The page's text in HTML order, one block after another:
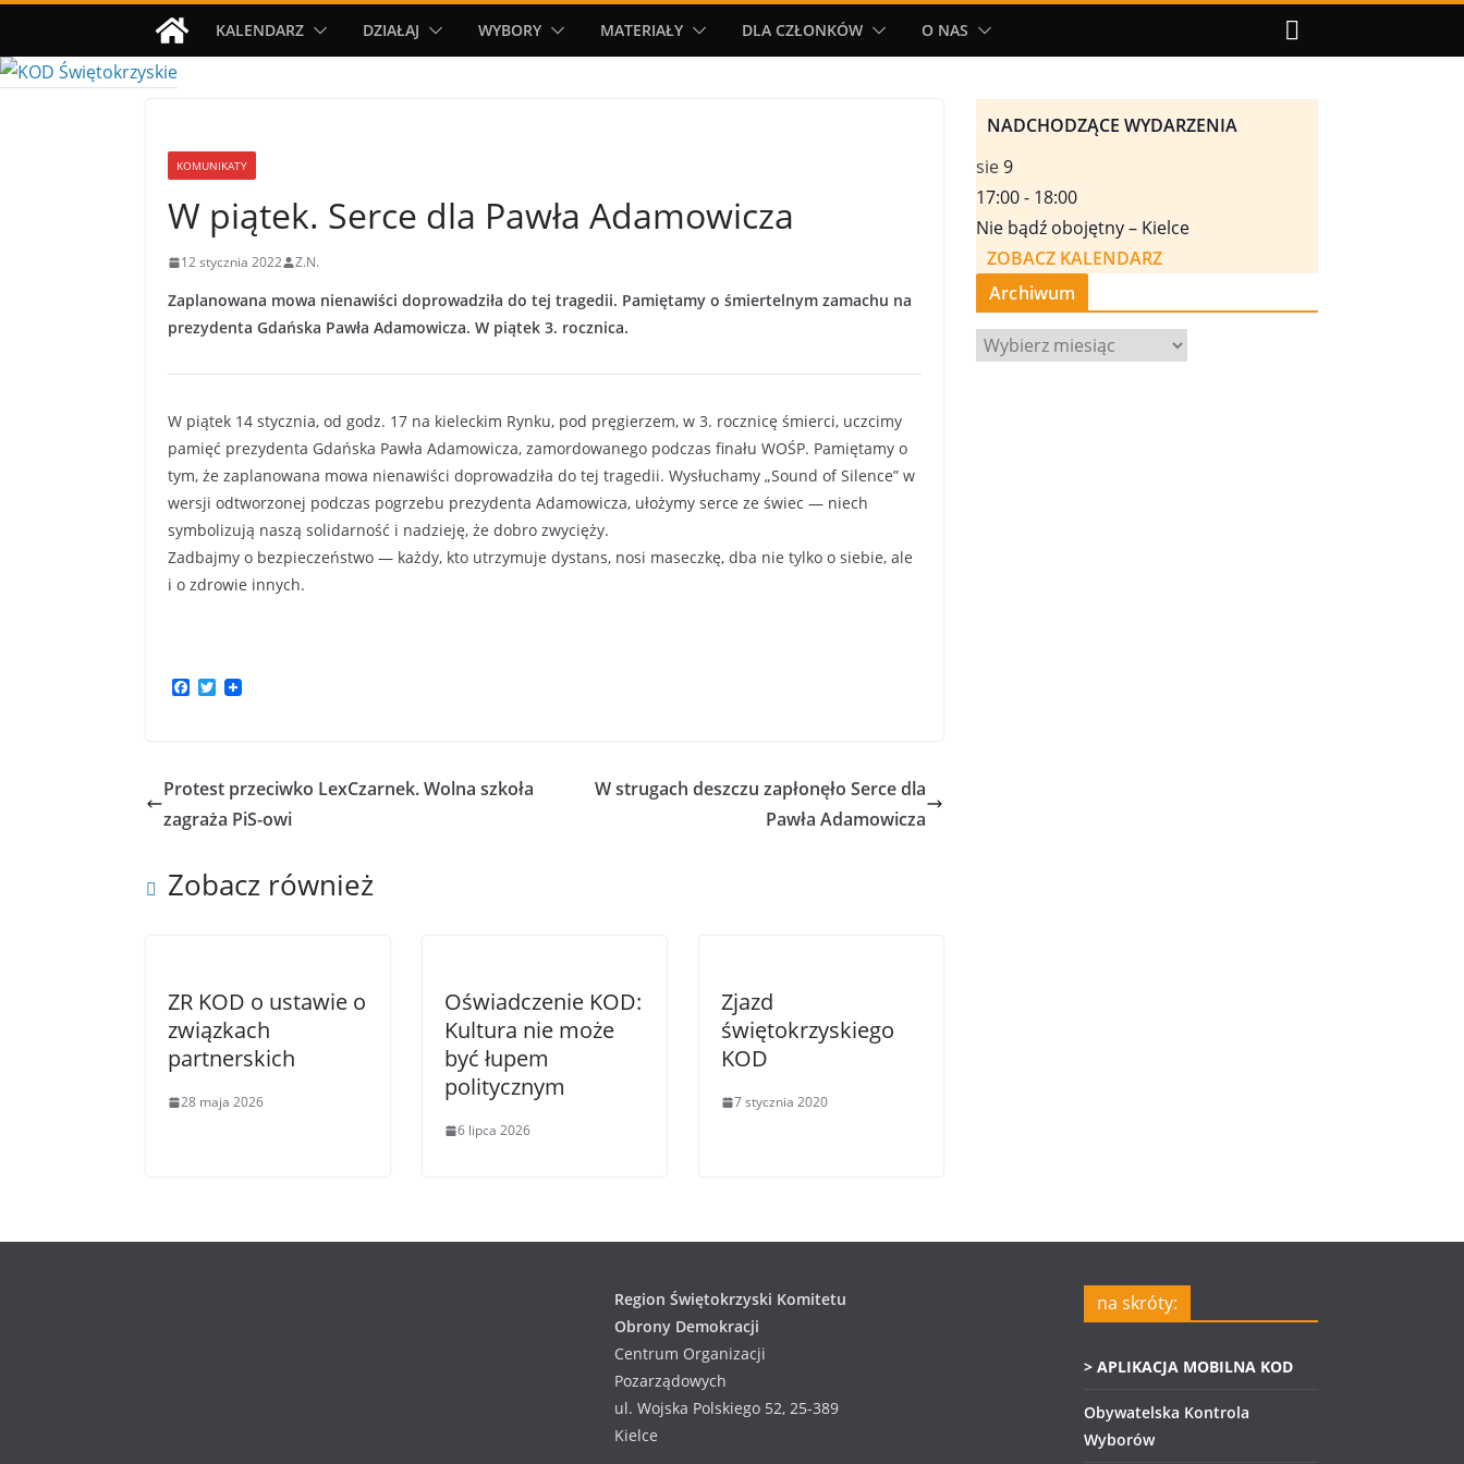
treści
KALENDARZ DZIAŁAJ WYBORY MATERIAŁY DLA CZŁONKÓW O NAS
KOMUNIKATY
W piątek. Serce dla Pawła Adamowicza
12 stycznia 2022 Z.N.
Zaplanowana mowa nienawiści doprowadziła do tej tragedii. Pamiętamy o śmiertelnym zamachu na
prezydenta Gdańska Pawła Adamowicza. W piątek 3. rocznica.
W piątek 14 stycznia, od godz. 17 na kieleckim Rynku, pod pręgierzem, w 3. rocznicę śmierci, uczcimy
pamięć prezydenta Gdańska Pawła Adamowicza, zamordowanego podczas finału WOŚP. Pamiętamy o
tym, że zaplanowana mowa nienawiści doprowadziła do tej tragedii. Wysłuchamy „Sound of Silence” w
wersji odtworzonej podczas pogrzebu prezydenta Adamowicza, ułożymy serce ze świec — niech
symbolizują naszą solidarność i nadzieję, że dobro zwycięży.
Zadbajmy o bezpieczeństwo — każdy, kto utrzymuje dystans, nosi maseczkę, dba nie tylko o siebie, ale
i o zdrowie innych.
F
o
T
r
Protest przeciwko LexCzarnek. Wolna szkoła
zagraża PiS-owi
W strugach deszczu zapłonęło Serce dla
Pawła Adamowicza
Zobacz również
ZR KOD o ustawie o
związkach
partnerskich
28 maja 2026
Oświadczenie KOD:
Kultura nie może
być łupem
politycznym
6 lipca 2026
Zjazd
świętokrzyskiego
KOD
7 stycznia 2020
NADCHODZĄCE WYDARZENIA
sie9
17:00- 18:00
Nie bądź obojętny – Kielce
ZOBACZ KALENDARZ
Archiwum
A
r
Region Świętokrzyski Komitetu
Obrony Demokracji
Centrum Organizacji
Pozarządowych
ul. Wojska Polskiego 52, 25-389
Kielce
na skróty:
> APLIKACJA MOBILNA KOD
Obywatelska Kontrola
Wyborów